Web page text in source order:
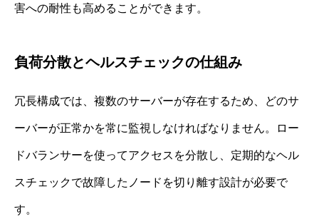
害への耐性も高めることができます。
負荷分散とヘルスチェックの仕組み
冗長構成では、複数のサーバーが存在するため、どのサ
ーバーが正常かを常に監視しなければなりません。ロー
ドバランサーを使ってアクセスを分散し、定期的なヘル
スチェックで故障したノードを切り離す設計が必要で
す。